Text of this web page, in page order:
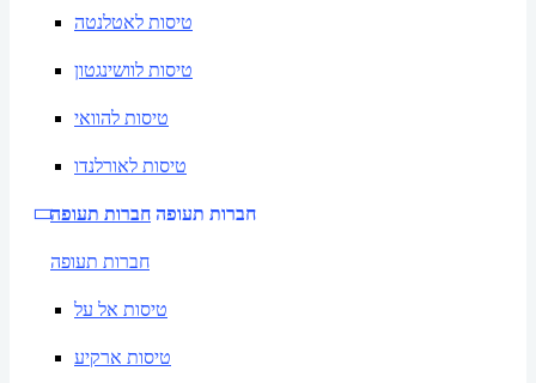
טיסות לאטלנטה
טיסות לוושינגטון
טיסות להוואי
טיסות לאורלנדו
חברות תעופה חברות תעופה
חברות תעופה
טיסות אל על
טיסות ארקיע